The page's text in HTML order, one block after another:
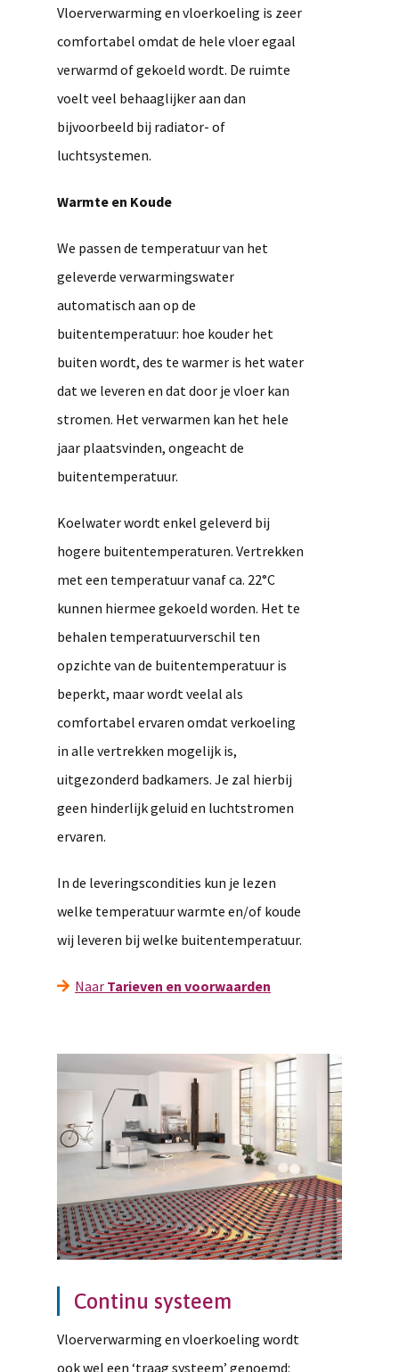
Vloerverwarming en vloerkoeling is zeer
comfortabel omdat de hele vloer egaal
verwarmd of gekoeld wordt. De ruimte
voelt veel behaaglijker aan dan
bijvoorbeeld bij radiator- of
luchtsystemen.
Warmte en Koude
We passen de temperatuur van het
geleverde verwarmingswater
automatisch aan op de
buitentemperatuur: hoe kouder het
buiten wordt, des te warmer is het water
dat we leveren en dat door je vloer kan
stromen. Het verwarmen kan het hele
jaar plaatsvinden, ongeacht de
buitentemperatuur.
Koelwater wordt enkel geleverd bij
hogere buitentemperaturen. Vertrekken
met een temperatuur vanaf ca. 22°C
kunnen hiermee gekoeld worden. Het te
behalen temperatuurverschil ten
opzichte van de buitentemperatuur is
beperkt, maar wordt veelal als
comfortabel ervaren omdat verkoeling
in alle vertrekken mogelijk is,
uitgezonderd badkamers. Je zal hierbij
geen hinderlijk geluid en luchtstromen
ervaren.
In de leveringscondities kun je lezen
welke temperatuur warmte en/of koude
wij leveren bij welke buitentemperatuur.
Naar Tarieven en voorwaarden
Continu systeem
Vloerverwarming en vloerkoeling wordt
ook wel een ‘traag systeem’ genoemd: